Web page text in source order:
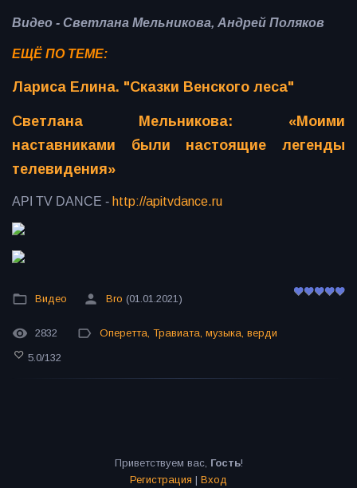
Видео - Светлана Мельникова, Андрей Поляков
ЕЩЁ ПО ТЕМЕ:
Лариса Елина. "Сказки Венского леса"
Светлана Мельникова: «Моими
наставниками были настоящие легенды
телевидения»
API TV DANCE - http://apitvdance.ru
Видео Bro (01.01.2021)
2832 Оперетта, Травиата, музыка, верди
5.0/132
Приветствуем вас, Гость!
Регистрация | Вход